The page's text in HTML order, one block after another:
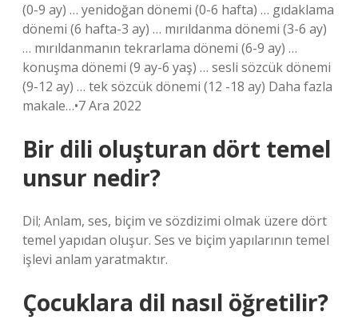
(0-9 ay) … yenidoğan dönemi (0-6 hafta) … gıdaklama
dönemi (6 hafta-3 ay) … mırıldanma dönemi (3-6 ay)
… mırıldanmanın tekrarlama dönemi (6-9 ay) …
konuşma dönemi (9 ay-6 yaş) … sesli sözcük dönemi
(9-12 ay) … tek sözcük dönemi (12 -18 ay) Daha fazla
makale…•7 Ara 2022
Bir dili oluşturan dört temel
unsur nedir?
Dil; Anlam, ses, biçim ve sözdizimi olmak üzere dört
temel yapıdan oluşur. Ses ve biçim yapılarının temel
işlevi anlam yaratmaktır.
Çocuklara dil nasıl öğretilir?